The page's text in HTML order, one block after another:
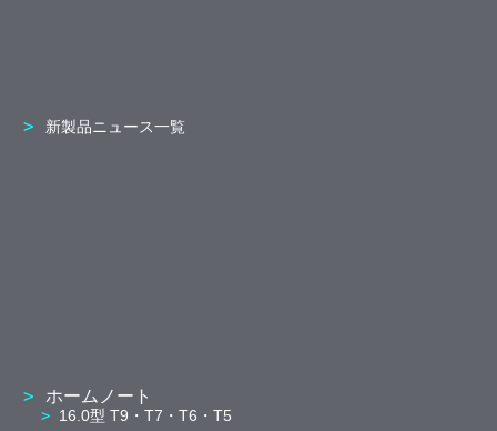
新製品ニュース一覧
ホームノート
16.0型 T9・T7・T6・T5